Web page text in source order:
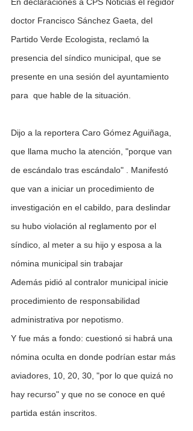
En declaraciones a CPS Noticias el regidor
doctor Francisco Sánchez Gaeta, del
Partido Verde Ecologista, reclamó la
presencia del síndico municipal, que se
presente en una sesión del ayuntamiento
para  que hable de la situación.
Dijo a la reportera Caro Gómez Aguiñaga,
que llama mucho la atención, "porque van
de escándalo tras escándalo" . Manifestó
que van a iniciar un procedimiento de
investigación en el cabildo, para deslindar
su hubo violación al reglamento por el
síndico, al meter a su hijo y esposa a la
nómina municipal sin trabajar
Además pidió al contralor municipal inicie
procedimiento de responsabilidad
administrativa por nepotismo.
Y fue más a fondo: cuestionó si habrá una
nómina oculta en donde podrían estar más
aviadores, 10, 20, 30, "por lo que quizá no
hay recurso" y que no se conoce en qué
partida están inscritos.